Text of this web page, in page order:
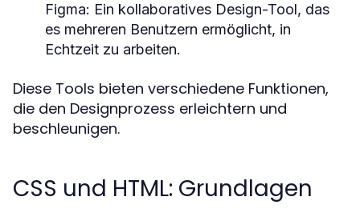
Figma: Ein kollaboratives Design-Tool, das
es mehreren Benutzern ermöglicht, in
Echtzeit zu arbeiten.
Diese Tools bieten verschiedene Funktionen,
die den Designprozess erleichtern und
beschleunigen.
CSS und HTML: Grundlagen